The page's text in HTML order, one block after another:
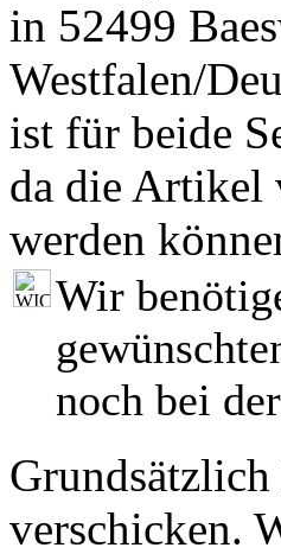
in 52499
Westfalen/
ist für beide
da die Artikel
werden
Wir
noch bei
verschicken.